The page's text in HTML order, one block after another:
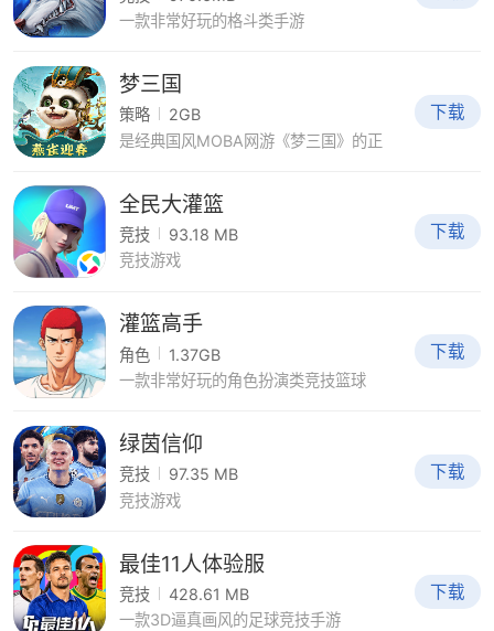
一款非常好玩的格斗类手游
梦三国
策略
2GB
是经典国风MOBA网游《梦三国》的正
下载
全民大灌篮
竞技
93.18 MB
竞技游戏
下载
灌篮高手
角色
1.37GB
一款非常好玩的角色扮演类竞技篮球
下载
绿茵信仰
竞技
97.35 MB
竞技游戏
下载
最佳11人体验服
竞技
428.61 MB
一款3D逼真画风的足球竞技手游
下载